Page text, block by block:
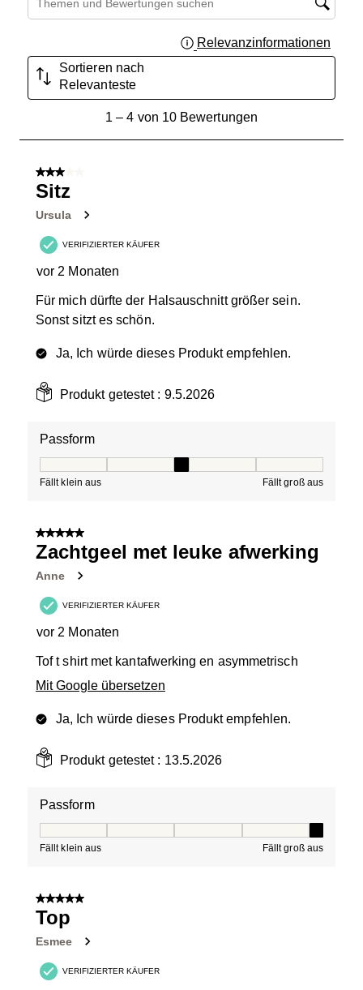
Relevanzinformationen
Sortieren nach
Relevanteste
von
Bewertungen.
1 – 4 von 10 Bewertungen
3 von 5 Sternen.
Sitz
Ursula
VERIFIZIERTER KÄUFER
vor 2 Monaten
Für mich dürfte der Halsauschnitt größer sein.
Sonst sitzt es schön.
Ja, Ich würde dieses Produkt empfehlen.
Produkt getestet : 9.5.2026
Passform
Fällt klein aus Fällt groß aus
5 von 5 Sternen.
Zachtgeel met leuke afwerking
Anne
VERIFIZIERTER KÄUFER
vor 2 Monaten
Tof t shirt met kantafwerking en asymmetrisch
Mit Google übersetzen
Ja, Ich würde dieses Produkt empfehlen.
Produkt getestet : 13.5.2026
Passform
Fällt klein aus Fällt groß aus
5 von 5 Sternen.
Top
Esmee
VERIFIZIERTER KÄUFER